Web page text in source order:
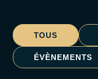
ÉVÈNEMENTS
TOUS